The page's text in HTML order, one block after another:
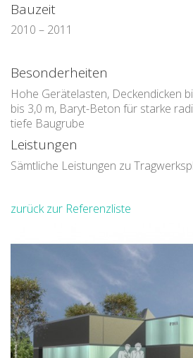
Bauzeit
2010 – 2011
Besonderheiten
Hohe Gerätelasten, Deckendicken
bis 3,0 m, Baryt-Beton für starke
tiefe Baugrube
Leistungen
Sämtliche Leistungen zu
zurück zur Referenzliste